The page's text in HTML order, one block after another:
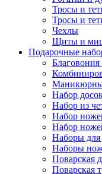
Тросы и
Тросы и
Чехлы
Щиты и
Подарочные
Набор
Набор из
Набор
Набор
Наборы для
Наборы
Поварская
Поварская